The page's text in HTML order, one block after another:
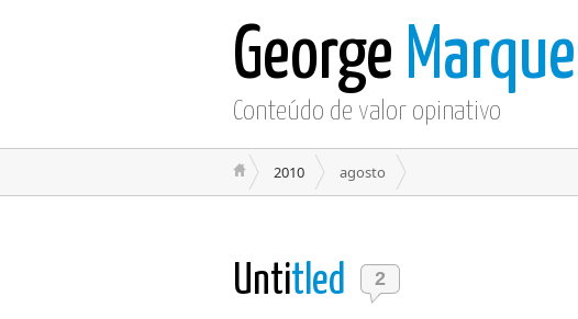
George
Conteúdo de valor opinativo
2010 agosto
Untitled 2